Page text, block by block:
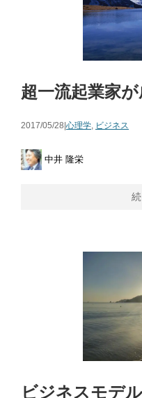
超一流起業家
2017/05/28|心理学 ビジネス
中井 隆栄
ビジネスモデ